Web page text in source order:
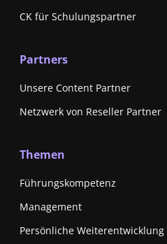
CK für Schulungspartner
Partners
Unsere Content Partner
Netzwerk von Reseller Partner
Themen
Führungskompetenz
Management
Persönliche Weiterentwicklung